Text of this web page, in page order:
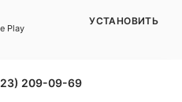
209-09-69
Play
УСТАНОВИТЬ